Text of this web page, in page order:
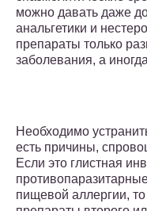
можно давать даже
анальгетики и
препараты только
заболевания, а
Необходимо
есть причины,
Если это глистная
пищевой аллергии,